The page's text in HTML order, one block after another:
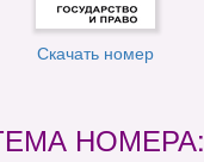
Скачать номер
НОМЕРА: